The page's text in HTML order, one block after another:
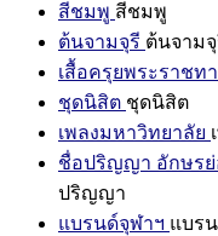
สีชมพู สีชมพู
ต้นจามจุรี ต้นจาม
เสื้อครุยพระราชท
ชุดนิสิต ชุดนิสิต
เพลงมหาวิทยาลัย
ชื่อปริญญา อักษร
ปริญญา
แบรนด์จุฬาฯ แบร